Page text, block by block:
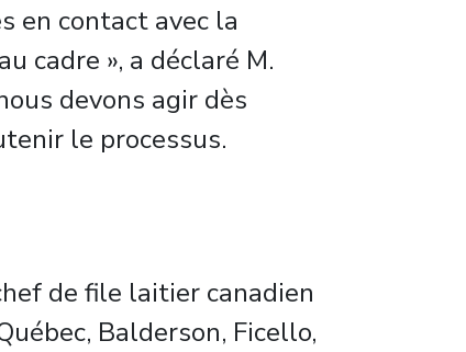
en contact avec la
cadre », a déclaré M.
devons agir dès
le processus.
de file laitier canadien
Balderson, Ficello,